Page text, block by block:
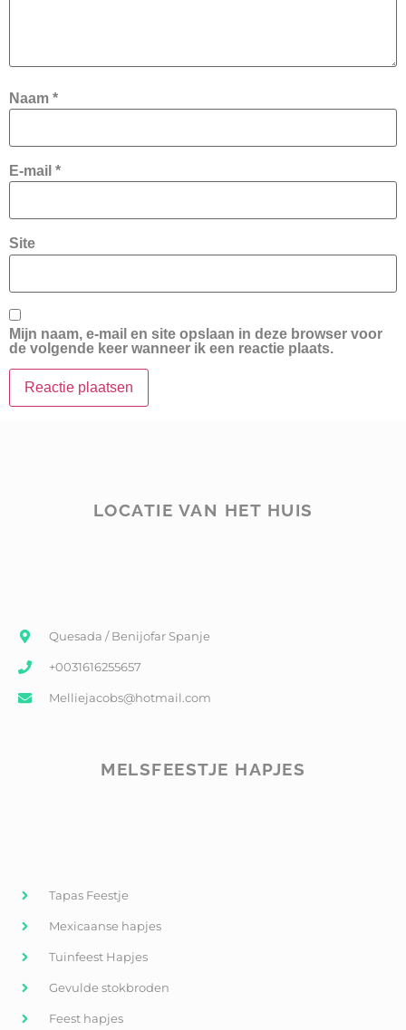
Naam *
E-mail *
Site
Mijn naam, e-mail en site opslaan in deze browser voor
de volgende keer wanneer ik een reactie plaats.
LOCATIE VAN HET HUIS
Quesada / Benijofar Spanje
+0031616255657
Melliejacobs@hotmail.com
MELSFEESTJE HAPJES
Tapas Feestje
Mexicaanse hapjes
Tuinfeest Hapjes
Gevulde stokbroden
Feest hapjes